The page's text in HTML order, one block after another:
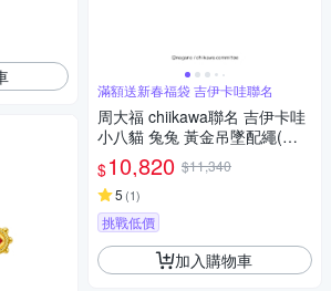
滿額送新春福袋 吉伊卡哇聯名
周大福 chiikawa聯名 吉伊卡哇
小八貓 兔兔 黃金吊墜配繩(多
款可選)
$10,820 $11,340
5 (1)
挑戰低價
加入購物車